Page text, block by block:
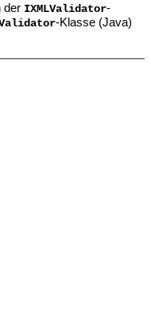
der IXMLValidator-
-Klasse (Java)